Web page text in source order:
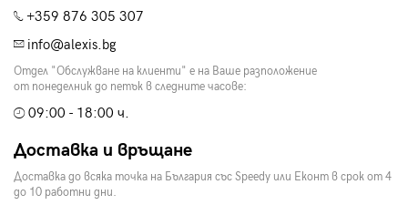
+359 876 305 307
info@alexis.bg
Отдел "Обслужване на клиенти" е на Ваше разположение
от понеделник до петък в следните часове:
09:00 - 18:00 ч.
Доставка и връщане
Доставка до всяка точка на България със Speedy или Еконт в срок от 4
до 10 работни дни.